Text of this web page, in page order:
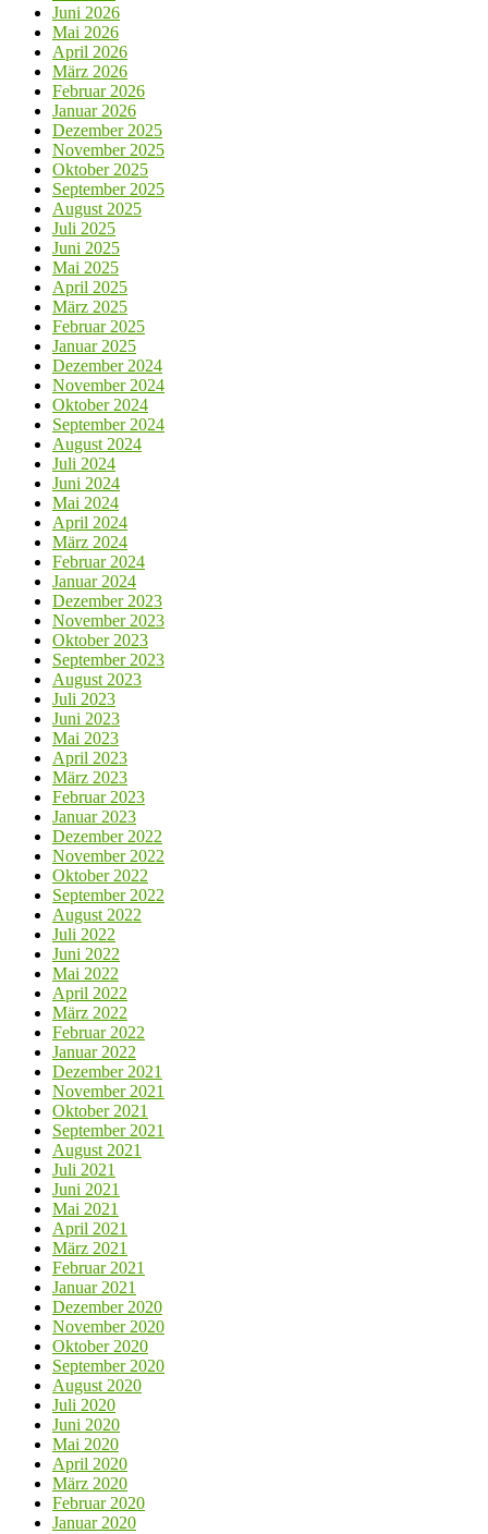
Juni 2026
Mai 2026
April 2026
März 2026
Februar 2026
Januar 2026
Dezember 2025
November 2025
Oktober 2025
September 2025
August 2025
Juli 2025
Juni 2025
Mai 2025
April 2025
März 2025
Februar 2025
Januar 2025
Dezember 2024
November 2024
Oktober 2024
September 2024
August 2024
Juli 2024
Juni 2024
Mai 2024
April 2024
März 2024
Februar 2024
Januar 2024
Dezember 2023
November 2023
Oktober 2023
September 2023
August 2023
Juli 2023
Juni 2023
Mai 2023
April 2023
März 2023
Februar 2023
Januar 2023
Dezember 2022
November 2022
Oktober 2022
September 2022
August 2022
Juli 2022
Juni 2022
Mai 2022
April 2022
März 2022
Februar 2022
Januar 2022
Dezember 2021
November 2021
Oktober 2021
September 2021
August 2021
Juli 2021
Juni 2021
Mai 2021
April 2021
März 2021
Februar 2021
Januar 2021
Dezember 2020
November 2020
Oktober 2020
September 2020
August 2020
Juli 2020
Juni 2020
Mai 2020
April 2020
März 2020
Februar 2020
Januar 2020